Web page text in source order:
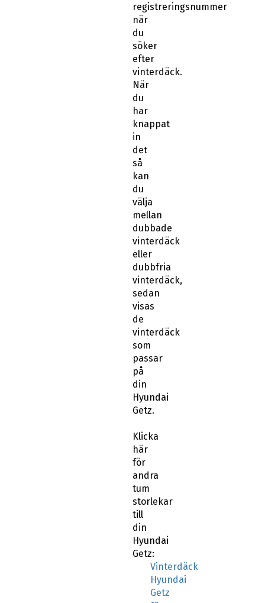
registreringsnummer
när
du
söker
efter
vinterdäck.
När
du
har
knappat
in
det
så
kan
du
välja
mellan
dubbade
vinterdäck
eller
dubbfria
vinterdäck,
sedan
visas
de
vinterdäck
som
passar
på
din
Hyundai
Getz.
Klicka
här
för
andra
tum
storlekar
till
din
Hyundai
Getz:
Vinterdäck
Hyundai
Getz